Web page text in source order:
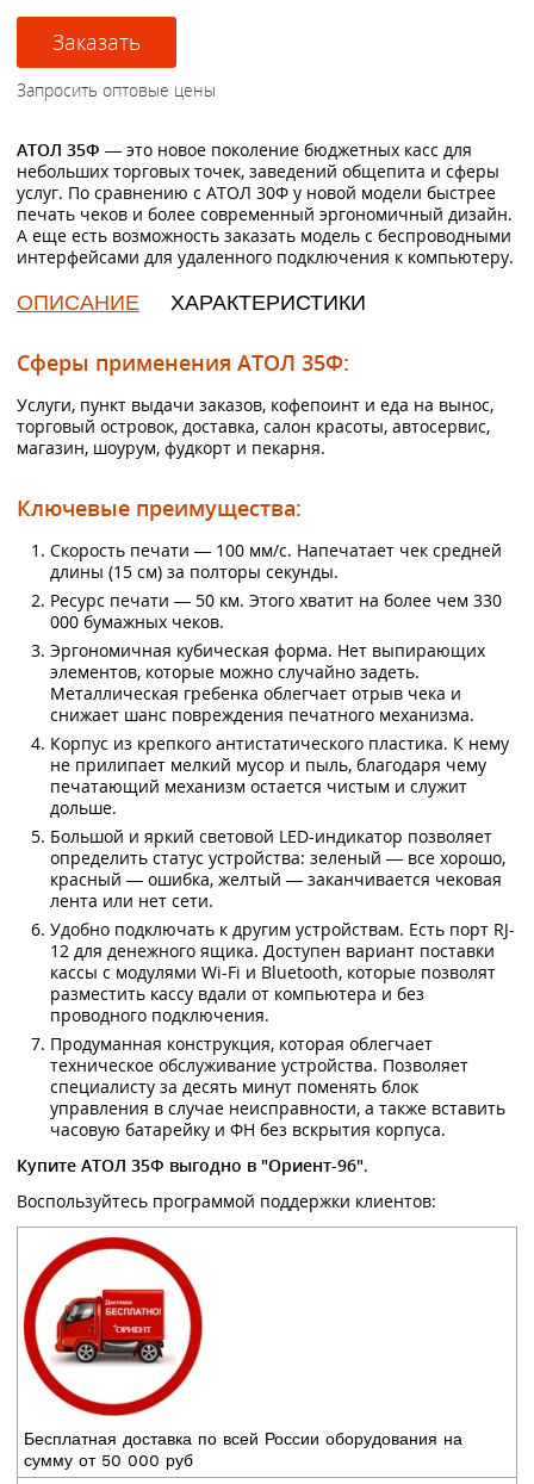
АТОЛ 35Ф — это новое поколение бюджетных касс для
небольших торговых точек, заведений общепита и сферы
услуг. По сравнению с АТОЛ 30Ф у новой модели быстрее
печать чеков и более современный эргономичный дизайн.
А еще есть возможность заказать модель с беспроводными
интерфейсами для удаленного подключения к компьютеру.
ОПИСАНИЕ ХАРАКТЕРИСТИКИ
Сферы применения АТОЛ 35Ф:
Услуги, пункт выдачи заказов, кофепоинт и еда на вынос,
торговый островок, доставка, салон красоты, автосервис,
магазин, шоурум, фудкорт и пекарня.
Ключевые преимущества:
Скорость печати — 100 мм/с. Напечатает чек средней
длины (15 см) за полторы секунды.
Ресурс печати — 50 км. Этого хватит на более чем 330
000 бумажных чеков.
Эргономичная кубическая форма. Нет выпирающих
элементов, которые можно случайно задеть.
Металлическая гребенка облегчает отрыв чека и
снижает шанс повреждения печатного механизма.
Корпус из крепкого антистатического пластика. К нему
не прилипает мелкий мусор и пыль, благодаря чему
печатающий механизм остается чистым и служит
дольше.
Большой и яркий световой LED-индикатор позволяет
определить статус устройства: зеленый — все хорошо,
красный — ошибка, желтый — заканчивается чековая
лента или нет сети.
Удобно подключать к другим устройствам. Есть порт RJ-
12 для денежного ящика. Доступен вариант поставки
кассы с модулями Wi-Fi и Bluetooth, которые позволят
разместить кассу вдали от компьютера и без
проводного подключения.
Продуманная конструкция, которая облегчает
техническое обслуживание устройства. Позволяет
специалисту за десять минут поменять блок
управления в случае неисправности, а также вставить
часовую батарейку и ФН без вскрытия корпуса.
Купите АТОЛ 35Ф выгодно в "Ориент-96".
Воспользуйтесь программой поддержки клиентов:
Бесплатная доставка по всей России оборудования на
сумму от 50 000 руб